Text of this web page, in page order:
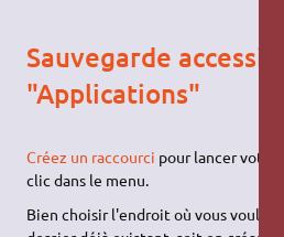
Sauvegarde
"Applications"
Créez un raccourci pour lancer votre
clic dans le menu.
Bien choisir l'endroit où vous voulez